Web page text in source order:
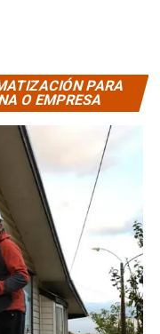
PARA
O EMPRESA